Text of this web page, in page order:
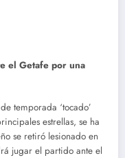
el Getafe por una
temporada ‘tocado’
estrellas, se ha
se retiró lesionado en
jugar el partido ante el